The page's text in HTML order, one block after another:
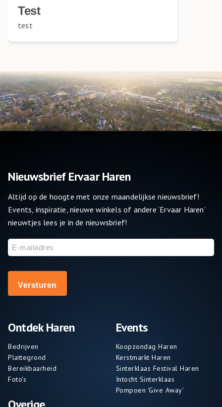
Test
test
Ontdek Haren
Bedrijven
Plattegrond
Bereikbaarheid
Foto's
Events
Koopzondag Haren
Kerstmarkt Haren
Sinterklaas Festival Haren
Intocht Sinterklaas
Pompoen 'Give Away'
Nieuwsbrief Ervaar Haren
Altijd op de hoogte met onze maandelijkse nieuwsbrief!
Events, inspiratie, nieuwe winkels of andere ‘Ervaar Haren’
nieuwtjes lees je in de nieuwsbrief!
E-
mailadres